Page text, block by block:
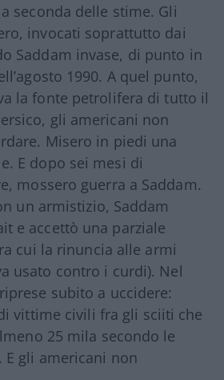
seconda delle stime. Gli
invocati soprattutto dai
Saddam invase, di punto in
1990. A quel punto,
la fonte petrolifera di tutto il
gli americani non
Misero in piedi una
E dopo sei mesi di
mossero guerra a Saddam.
un armistizio, Saddam
e accettò una parziale
cui la rinuncia alle armi
usato contro i curdi). Nel
subito a uccidere:
vittime civili fra gli sciiti che
25 mila secondo le
gli americani non